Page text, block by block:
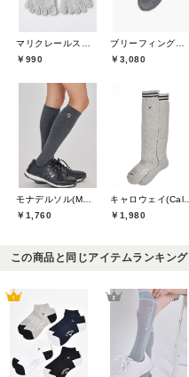
￥990
￥3,080
￥1,760
￥1,980
この商品と同じアイテムランキング